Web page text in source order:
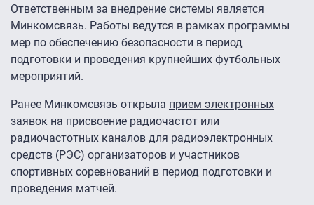
Ответственным за внедрение системы является
Минкомсвязь. Работы ведутся в рамках программы
мер по обеспечению безопасности в период
подготовки и проведения крупнейших футбольных
мероприятий.
Ранее Минкомсвязь открыла прием электронных
заявок на присвоение радиочастот или
радиочастотных каналов для радиоэлектронных
средств (РЭС) организаторов и участников
спортивных соревнований в период подготовки и
проведения матчей.